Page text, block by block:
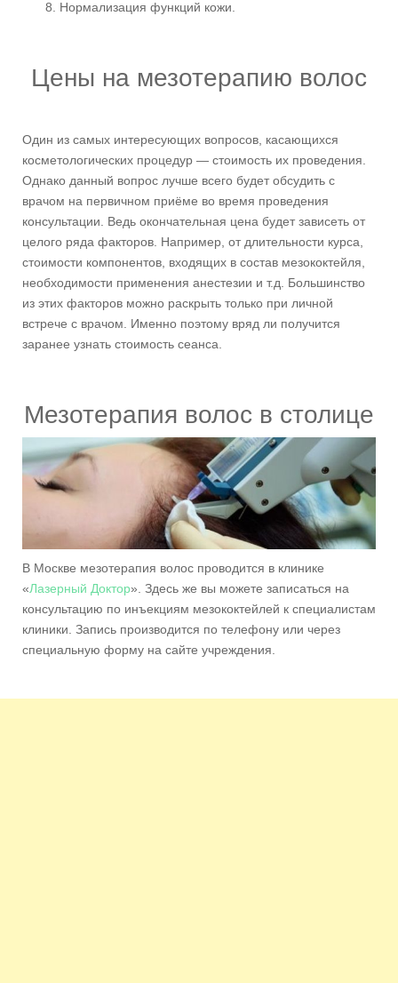
Нормализация функций кожи.
Цены на мезотерапию волос
Один из самых интересующих вопросов, касающихся
косметологических процедур — стоимость их проведения.
Однако данный вопрос лучше всего будет обсудить с
врачом на первичном приёме во время проведения
консультации. Ведь окончательная цена будет зависеть от
целого ряда факторов. Например, от длительности курса,
стоимости компонентов, входящих в состав мезококтейля,
необходимости применения анестезии и т.д. Большинство
из этих факторов можно раскрыть только при личной
встрече с врачом. Именно поэтому вряд ли получится
заранее узнать стоимость сеанса.
Мезотерапия волос в столице
В Москве мезотерапия волос проводится в клинике
«Лазерный Доктор». Здесь же вы можете записаться на
консультацию по инъекциям мезококтейлей к специалистам
клиники. Запись производится по телефону или через
специальную форму на сайте учреждения.